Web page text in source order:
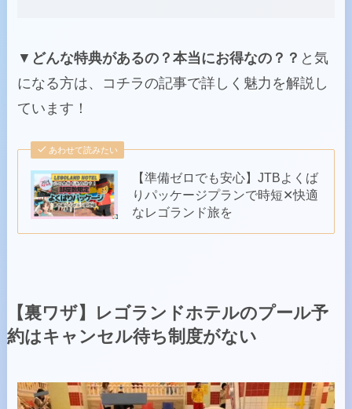
▼ どんな特典があるの？本当にお得なの？？ と気
になる方は、コチラの記事で詳しく魅力を解説し
ています！
あわせて読みたい
【準備ゼロでも安心】JTBよくば
りパッケージプランで時短✕快適
なレゴランド旅を
【裏ワザ】レゴランドホテルのプール予
約はキャンセル待ち制度がない